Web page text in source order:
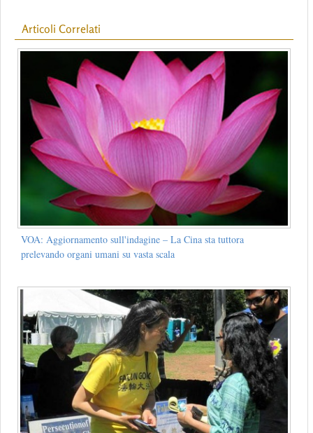
Articoli Correlati
VOA: Aggiornamento sull'indagine – La Cina sta tuttora
prelevando organi umani su vasta scala